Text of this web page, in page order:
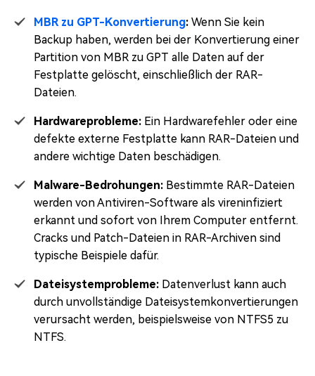
MBR zu GPT-Konvertierung: Wenn Sie kein
Backup haben, werden bei der Konvertierung einer
Partition von MBR zu GPT alle Daten auf der
Festplatte gelöscht, einschließlich der RAR-
Dateien.
Hardwareprobleme: Ein Hardwarefehler oder eine
defekte externe Festplatte kann RAR-Dateien und
andere wichtige Daten beschädigen.
Malware-Bedrohungen: Bestimmte RAR-Dateien
werden von Antiviren-Software als vireninfiziert
erkannt und sofort von Ihrem Computer entfernt.
Cracks und Patch-Dateien in RAR-Archiven sind
typische Beispiele dafür.
Dateisystemprobleme: Datenverlust kann auch
durch unvollständige Dateisystemkonvertierungen
verursacht werden, beispielsweise von NTFS5 zu
NTFS.